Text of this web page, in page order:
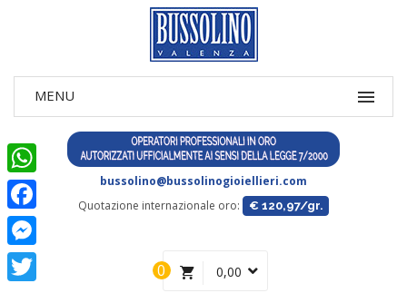
bussolino@bussolinogioiellieri.com
Quotazione internazionale oro:
€ 120,97/gr.
0,00
0
WhatsApp
Facebook
Messenger